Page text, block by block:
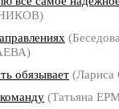
обязывает
(Татьяна